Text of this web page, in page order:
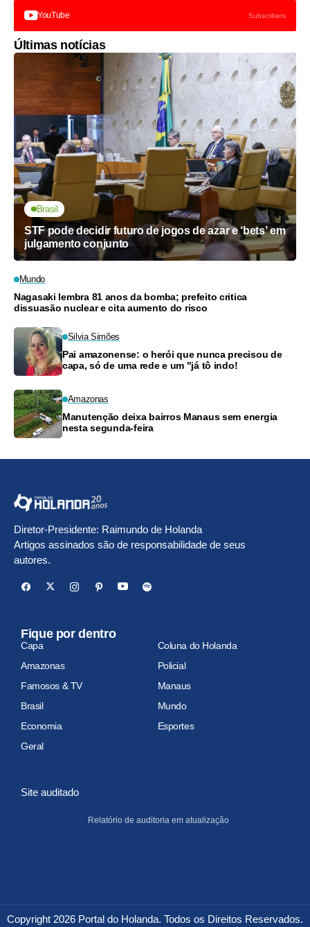
YouTube Subscribers
Últimas notícias
Brasil
STF pode decidir futuro de jogos de azar e ‘bets’ em
julgamento conjunto
Mundo
Nagasaki lembra 81 anos da bomba; prefeito critica
dissuasão nuclear e cita aumento do risco
Silvia Simões
Pai amazonense: o herói que nunca precisou de
capa, só de uma rede e um "já tô indo!
Amazonas
Manutenção deixa bairros Manaus sem energia
nesta segunda-feira
Diretor-Presidente: Raimundo de Holanda
Artigos assinados são de responsabilidade de seus
autores.
Fique por dentro
Capa
Coluna do Holanda
Amazonas
Policial
Famosos & TV
Manaus
Brasil
Mundo
Economia
Esportes
Geral
Site auditado
Relatório de auditoria em atualização
Copyright 2026 Portal do Holanda. Todos os Direitos Reservados.